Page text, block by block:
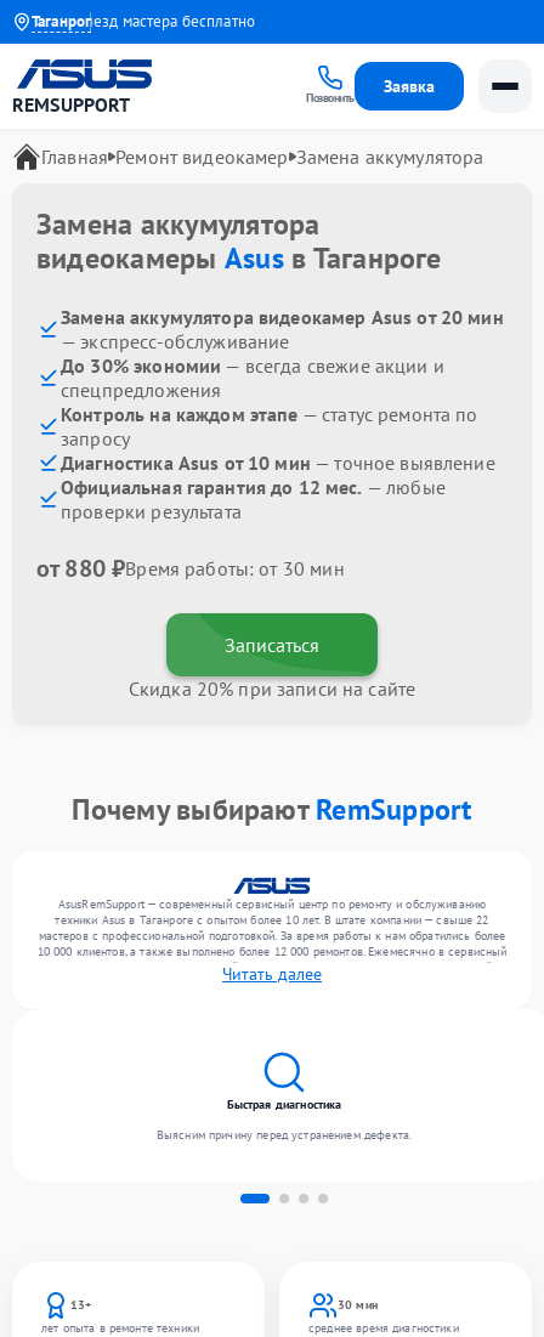
Таганрог
Выезд мастера бесплатно
REMSUPPORT Позвонить
Заявка
Главная Ремонт видеокамер Замена аккумулятора
Замена аккумулятора
видеокамеры Asusв Таганроге
Замена аккумулятора видеокамер Asus от 20 мин
— экспресс-обслуживание
До 30% экономии — всегда свежие акции и
спецпредложения
Контроль на каждом этапе — статус ремонта по
запросу
Диагностика Asus от 10 мин — точное выявление
Официальная гарантия до 12 мес. — любые
проверки результата
от 880 ₽Время работы: от 30 мин
Записаться
Скидка 20% при записи на сайте
Почему выбираютRemSupport
AsusRemSupport — современный сервисный центр по ремонту и обслуживанию
техники Asus в Таганроге с опытом более 10 лет. В штате компании — свыше 22
мастеров с профессиональной подготовкой. За время работы к нам обратились более
10 000 клиентов, а также выполнено более 12 000 ремонтов. Ежемесячно в сервисный
центр поступает более 300 устройств, включая , , . Мы устраняем поломки любой
сложности и предлагаем стабильный уровень сервиса благодаря опыту команды.
Читать далее
13+
лет опыта в ремонте техники
30 мин
среднее время диагностики
Быстрая диагностика
Выясним причину перед устранением дефекта.